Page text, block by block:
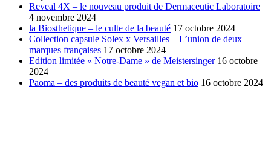
Reveal 4X – le nouveau produit de Dermaceutic Laboratoire
4 novembre 2024
la Biosthetique – le culte de la beauté 17 octobre 2024
Collection capsule Solex x Versailles – L’union de deux
marques françaises 17 octobre 2024
Edition limitée « Notre-Dame » de Meistersinger 16 octobre
2024
Paoma – des produits de beauté vegan et bio 16 octobre 2024